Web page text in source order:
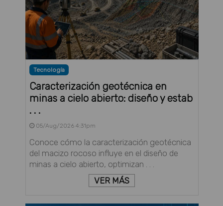
Tecnología
Caracterización geotécnica en
minas a cielo abierto: diseño y estab
. . .
05/Aug/2026 4:31pm
Conoce cómo la caracterización geotécnica
del macizo rocoso influye en el diseño de
minas a cielo abierto, optimizan . . .
VER MÁS